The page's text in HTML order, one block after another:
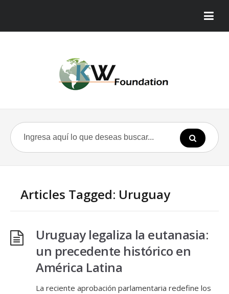
Articles Tagged: Uruguay
Uruguay legaliza la eutanasia:
un precedente histórico en
América Latina
La reciente aprobación parlamentaria redefine los